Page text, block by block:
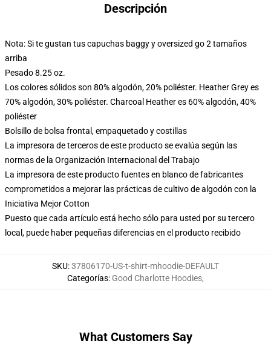
Descripción
Nota: Si te gustan tus capuchas baggy y oversized go 2 tamaños
arriba
Pesado 8.25 oz.
Los colores sólidos son 80% algodón, 20% poliéster. Heather Grey es
70% algodón, 30% poliéster. Charcoal Heather es 60% algodón, 40%
poliéster
Bolsillo de bolsa frontal, empaquetado y costillas
La impresora de terceros de este producto se evalúa según las
normas de la Organización Internacional del Trabajo
La impresora de este producto fuentes en blanco de fabricantes
comprometidos a mejorar las prácticas de cultivo de algodón con la
Iniciativa Mejor Cotton
Puesto que cada artículo está hecho sólo para usted por su tercero
local, puede haber pequeñas diferencias en el producto recibido
SKU:37806170-US-t-shirt-mhoodie-DEFAULT
Categorías: Good Charlotte Hoodies,
What Customers Say